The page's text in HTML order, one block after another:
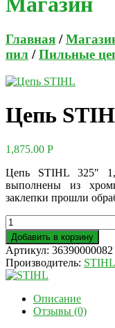
Главная /
пил /Пильные
Цепь
1,875.00 Р
Цепь STIHL 325″
выполнены из
заклепки прошли
Добавить в корзину
Артикул: 36390000082
Производитель: STIHL
Описание
Отзывы (0)